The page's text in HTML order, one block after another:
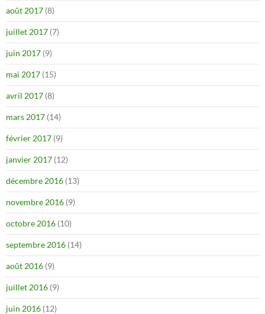
août 2017 (8)
juillet 2017 (7)
juin 2017 (9)
mai 2017 (15)
avril 2017 (8)
mars 2017 (14)
février 2017 (9)
janvier 2017 (12)
décembre 2016 (13)
novembre 2016 (9)
octobre 2016 (10)
septembre 2016 (14)
août 2016 (9)
juillet 2016 (9)
juin 2016 (12)